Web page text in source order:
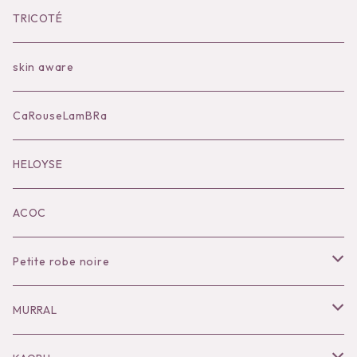
Bilitis dix-sept ans
Outer
Bag
Accessories
Black series
KOKO別注
TRICOTÉ
skin aware
CaRouseLamBRa
HELOYSE
ACOC
Petite robe noire
Necklace
MURRAL